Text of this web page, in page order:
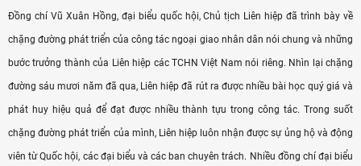
Đồng chí Vũ Xuân Hồng, đại biểu quốc hội, Chủ tịch Liên hiệp đã trình bày về
chặng đường phát triển của công tác ngoại giao nhân dân nói chung và những
bước trưởng thành của Liên hiệp các TCHN Việt Nam nói riêng. Nhìn lại chặng
đường sáu mươi năm đã qua, Liên hiệp đã rút ra được nhiều bài học quý giá và
phát huy hiệu quả để đạt được nhiều thành tựu trong công tác. Trong suốt
chặng đường phát triển của mình, Liên hiệp luôn nhận được sự ủng hộ và động
viên từ Quốc hội, các đại biểu và các ban chuyên trách. Nhiều đồng chí đại biểu